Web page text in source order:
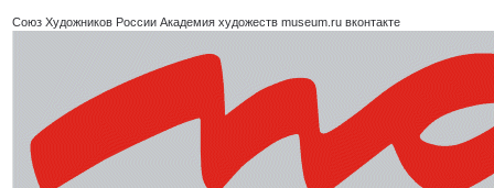
Союз Художников России Академия художеств museum.ru вконтакте